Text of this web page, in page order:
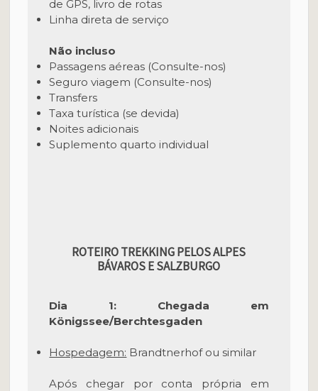
de GPS, livro de rotas
Linha direta de serviço
Não incluso
Passagens aéreas (Consulte-nos)
Seguro viagem (Consulte-nos)
Transfers
Taxa turística (se devida)
Noites adicionais
Suplemento quarto individual
ROTEIRO TREKKING PELOS ALPES
BÁVAROS E SALZBURGO
Dia 1: Chegada em
Königssee/Berchtesgaden
Hospedagem: Brandtnerhof ou similar
Após chegar por conta própria em